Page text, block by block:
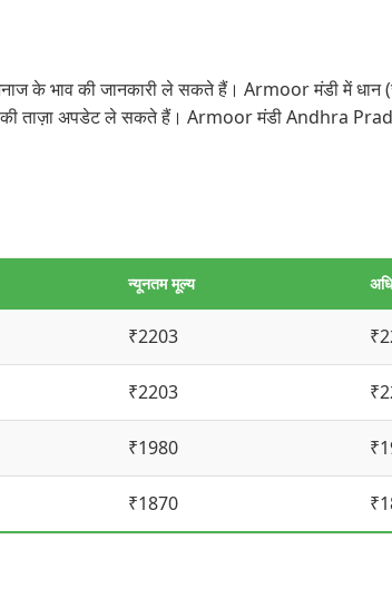
के भाव की जानकारी ले सकते हैं। Armoor मंडी में धान
की ताज़ा अपडेट ले सकते हैं। Armoor मंडी Andhra
न्यूनतम मूल्य
₹2203
₹2203
₹1980
₹1870